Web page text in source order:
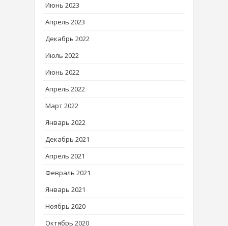
Июнь 2023
Апрель 2023
Декабрь 2022
Июль 2022
Июнь 2022
Апрель 2022
Март 2022
Январь 2022
Декабрь 2021
Апрель 2021
Февраль 2021
Январь 2021
Ноябрь 2020
Октябрь 2020